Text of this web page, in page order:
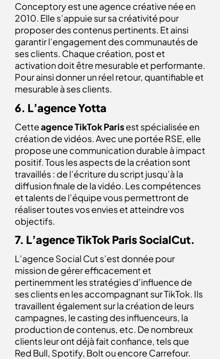
Conceptory est une agence créative née en
2010. Elle s’appuie sur sa créativité pour
proposer des contenus pertinents. Et ainsi
garantir l’engagement des communautés de
ses clients. Chaque création, post et
activation doit être mesurable et performante.
Pour ainsi donner un réel retour, quantifiable et
mesurable à ses clients.
6. L’agence Yotta
Cetteagence TikTokParisest spécialisée en
création de vidéos. Avec une portée RSE, elle
propose une communication durable à impact
positif. Tous les aspects de la création sont
travaillés : de l’écriture du script jusqu’à la
diffusion finale de la vidéo. Les compétences
et talents de l’équipe vous permettront de
réaliser toutes vos envies et atteindre vos
objectifs.
7. L’agence TikTok Paris SocialCut.
L’agence Social Cut s’est donnée pour
mission de gérer efficacement et
pertinemment les stratégies d’influence de
ses clients en les accompagnant sur TikTok. Ils
travaillent également sur la création de leurs
campagnes, le casting des influenceurs, la
production de contenus, etc. De nombreux
clients leur ont déjà fait confiance, tels que
Red Bull, Spotify, Bolt ou encore Carrefour.